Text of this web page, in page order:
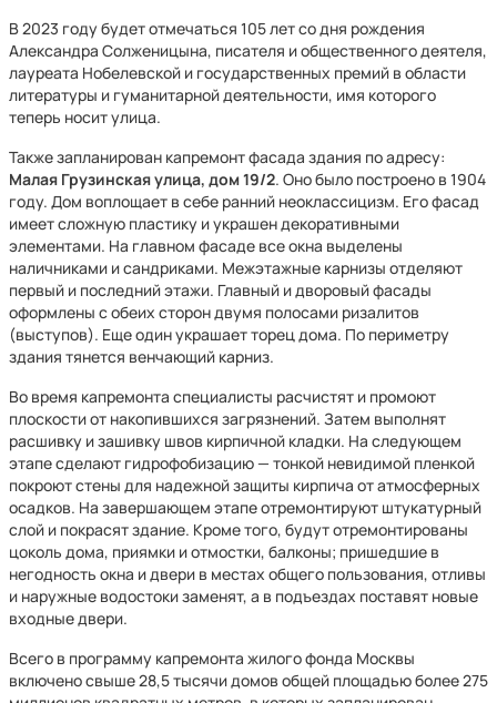
В 2023 году будет отмечаться 105 лет со дня рождения
Александра Солженицына, писателя и общественного деятеля,
лауреата Нобелевской и государственных премий в области
литературы и гуманитарной деятельности, имя которого
теперь носит улица.
Также запланирован капремонт фасада здания по адресу:
Малая Грузинская улица, дом 19/2. Оно было построено в 1904
году. Дом воплощает в себе ранний неоклассицизм. Его фасад
имеет сложную пластику и украшен декоративными
элементами. На главном фасаде все окна выделены
наличниками и сандриками. Межэтажные карнизы отделяют
первый и последний этажи. Главный и дворовый фасады
оформлены с обеих сторон двумя полосами ризалитов
(выступов). Еще один украшает торец дома. По периметру
здания тянется венчающий карниз.
Во время капремонта специалисты расчистят и промоют
плоскости от накопившихся загрязнений. Затем выполнят
расшивку и зашивку швов кирпичной кладки. На следующем
этапе сделают гидрофобизацию — тонкой невидимой пленкой
покроют стены для надежной защиты кирпича от атмосферных
осадков. На завершающем этапе отремонтируют штукатурный
слой и покрасят здание. Кроме того, будут отремонтированы
цоколь дома, приямки и отмостки, балконы; пришедшие в
негодность окна и двери в местах общего пользования, отливы
и наружные водостоки заменят, а в подъездах поставят новые
входные двери.
Всего в программу капремонта жилого фонда Москвы
включено свыше 28,5 тысячи домов общей площадью более 275